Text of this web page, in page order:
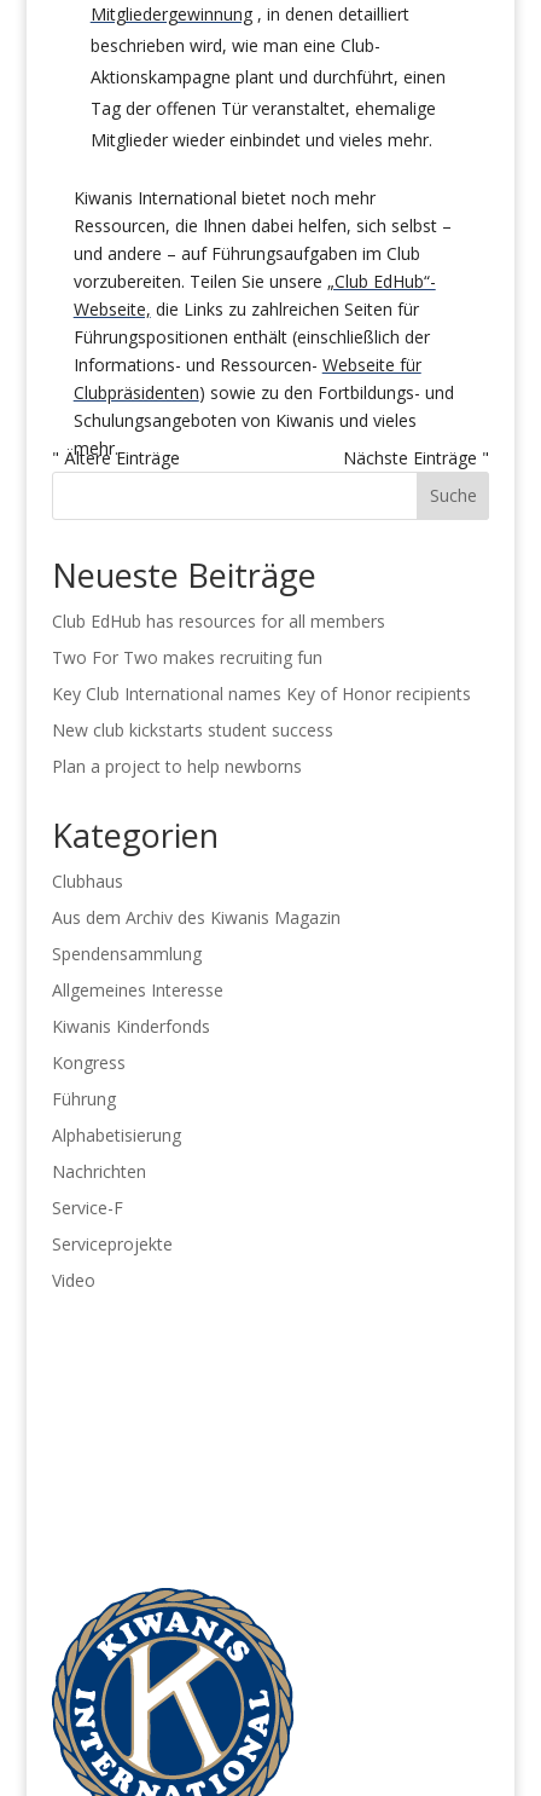
Mitgliedergewinnung, in denen detailliert
beschrieben wird, wie man eine Club-
Aktionskampagne plant und durchführt, einen
Tag der offenen Tür veranstaltet, ehemalige
Mitglieder wieder einbindet und vieles mehr.
Kiwanis International bietet noch mehr
Ressourcen, die Ihnen dabei helfen, sich selbst –
und andere – auf Führungsaufgaben im Club
vorzubereiten. Teilen Sie unsere „Club EdHub“-
Webseite, die Links zu zahlreichen Seiten für
Führungspositionen enthält (einschließlich der
Informations- und Ressourcen- Webseite für
Clubpräsidenten) sowie zu den Fortbildungs- und
Schulungsangeboten von Kiwanis und vieles
mehr.
" Ältere Einträge
Nächste Einträge "
Suche
Neueste Beiträge
Club EdHub has resources for all members
Two For Two makes recruiting fun
Key Club International names Key of Honor recipients
New club kickstarts student success
Plan a project to help newborns
Kategorien
Clubhaus
Aus dem Archiv des Kiwanis Magazin
Spendensammlung
Allgemeines Interesse
Kiwanis Kinderfonds
Kongress
Führung
Alphabetisierung
Nachrichten
Service-F
Serviceprojekte
Video